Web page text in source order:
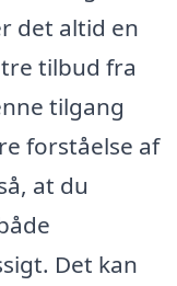
det altid en
tilbud fra
tilgang
forståelse af
at du
Det kan